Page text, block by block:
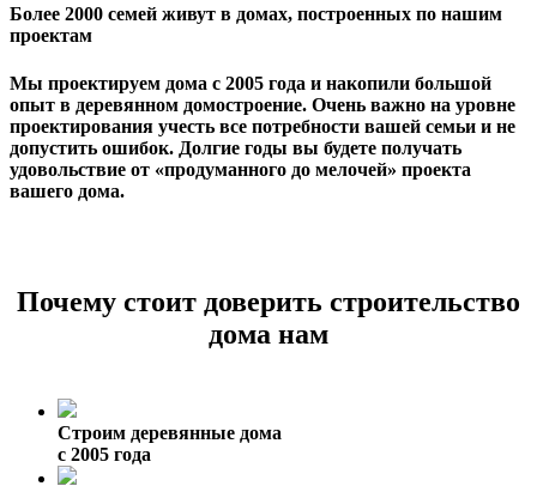
Более 2000 семей живут в домах, построенных по нашим
проектам
Мы проектируем дома с 2005 года и накопили большой
опыт в деревянном домостроение. Очень важно на уровне
проектирования учесть все потребности вашей семьи и не
допустить ошибок. Долгие годы вы будете получать
удовольствие от «продуманного до мелочей» проекта
вашего дома.
Почему стоит доверить строительство
дома нам
Строим деревянные дома
с 2005 года